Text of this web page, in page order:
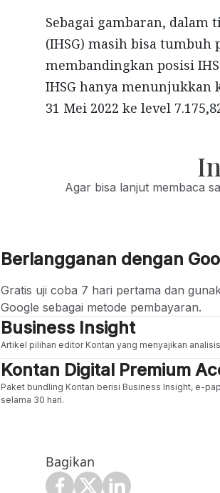
Sebagai gambaran, dalam
(IHSG) masih bisa
membandingkan posisi
IHSG hanya menunjukkan
31 Mei 2022 ke level
Agar bisa lanjut membaca
Berlangganan dengan
Gratis uji coba 7 hari pertama dan
Google sebagai metode pembayaran.
Business Insight
Artikel pilihan editor Kontan yang menyajikan
Kontan Digital Premium
Paket bundling Kontan berisi Business Insight, e-
selama 30 hari.
Bagikan